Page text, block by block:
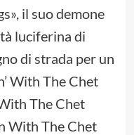
il suo demone
luciferina di
di strada per un
With The Chet
The Chet
With The Chet